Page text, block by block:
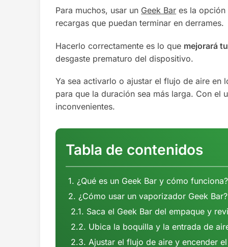
Para muchos, usar un Geek Bar es la
recargas que puedan terminar en derrames.
Hacerlo correctamente es lo que mejorará
desgaste prematuro del dispositivo.
Ya sea activarlo o ajustar el flujo de aire en
para que la duración sea más larga. Con el
inconvenientes.
Tabla de contenidos
¿Qué es un Geek Bar y cómo funciona?
¿Cómo usar un vaporizador Geek
Saca el Geek Bar del empaque y
Ubica la boquilla y la entrada de
Ajustar el flujo de aire y encender